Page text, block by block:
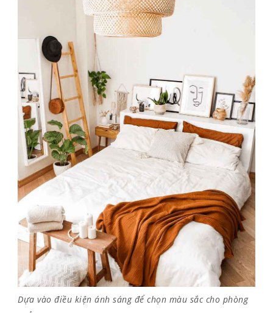
Dựa vào điều kiện ánh sáng để chọn màu sắc cho phòng